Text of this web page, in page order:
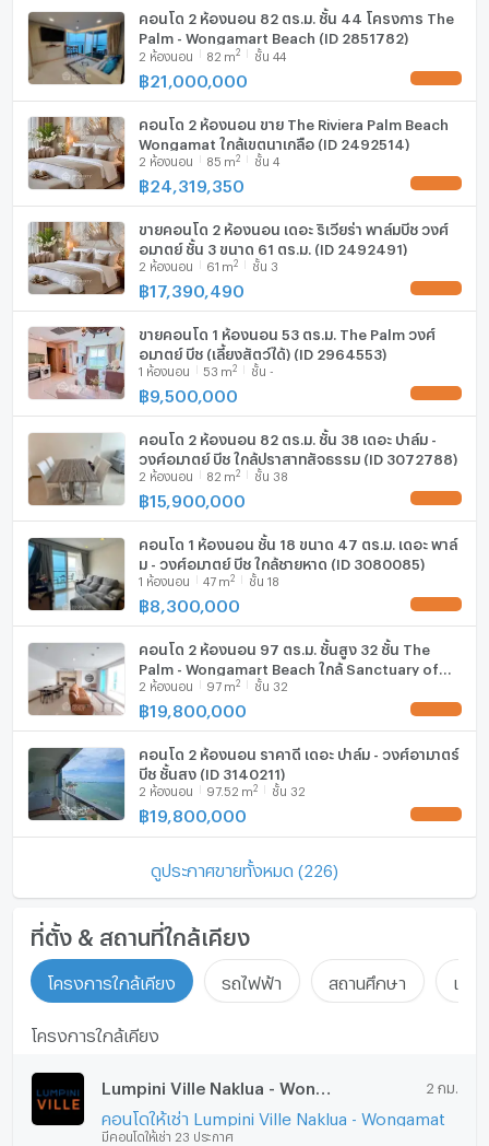
คอนโด 2 ห้องนอน 82 ตร.ม. ชั้น 44 โครงการ The
Palm - Wongamart Beach (ID 2851782)
2 ห้องนอน 82 m2 ชั้น 44
฿21,000,000
คอนโด 2 ห้องนอน ขาย The Riviera Palm Beach
Wongamat ใกล้เขตนาเกลือ (ID 2492514)
2 ห้องนอน 85 m2 ชั้น 4
฿24,319,350
ขายคอนโด 2 ห้องนอน เดอะ ริเวียร่า พาล์มบีช วงศ์
อมาตย์ ชั้น 3 ขนาด 61 ตร.ม. (ID 2492491)
2 ห้องนอน 61 m2 ชั้น 3
฿17,390,490
ขายคอนโด 1 ห้องนอน 53 ตร.ม. The Palm วงศ์
อมาตย์ บีช (เลี้ยงสัตว์ได้) (ID 2964553)
1 ห้องนอน 53 m2 ชั้น -
฿9,500,000
คอนโด 2 ห้องนอน 82 ตร.ม. ชั้น 38 เดอะ ปาล์ม -
วงศ์อมาตย์ บีช ใกล้ปราสาทสัจธรรม (ID 3072788)
2 ห้องนอน 82 m2 ชั้น 38
฿15,900,000
คอนโด 1 ห้องนอน ชั้น 18 ขนาด 47 ตร.ม. เดอะ พาล์
ม - วงศ์อมาตย์ บีช ใกล้ชายหาด (ID 3080085)
1 ห้องนอน 47 m2 ชั้น 18
฿8,300,000
คอนโด 2 ห้องนอน 97 ตร.ม. ชั้นสูง 32 ชั้น The
Palm - Wongamart Beach ใกล้ Sanctuary of
Truth (ID 3085373)
2 ห้องนอน 97 m2 ชั้น 32
฿19,800,000
คอนโด 2 ห้องนอน ราคาดี เดอะ ปาล์ม - วงศ์อามาตร์
บีช ชั้นสูง (ID 3140211)
2 ห้องนอน 97.52 m2 ชั้น 32
฿19,800,000
ดูประกาศขายทั้งหมด (226)
ที่ตั้ง & สถานที่ใกล้เคียง
โครงการใกล้เคียง รถไฟฟ้า สถานศึกษา แหล่
โครงการใกล้เคียง
2 กม.
คอนโดให้เช่า Lumpini Ville Naklua - Wongamat
มีคอนโดให้เช่า 23 ประกาศ